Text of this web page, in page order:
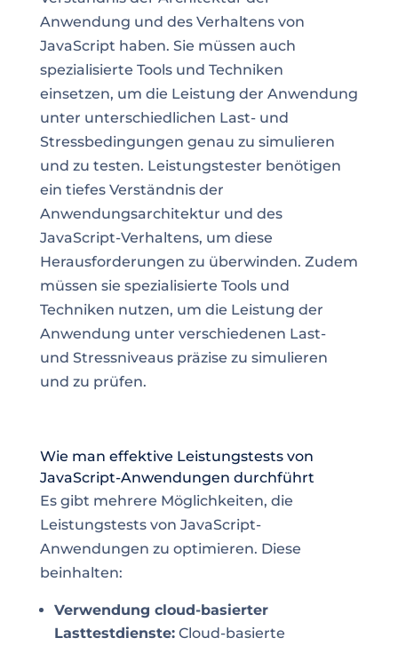
Anwendung und des Verhaltens von
JavaScript haben. Sie müssen auch
spezialisierte Tools und Techniken
einsetzen, um die Leistung der Anwendung
unter unterschiedlichen Last- und
Stressbedingungen genau zu simulieren
und zu testen. Leistungstester benötigen
ein tiefes Verständnis der
Anwendungsarchitektur und des
JavaScript-Verhaltens, um diese
Herausforderungen zu überwinden. Zudem
müssen sie spezialisierte Tools und
Techniken nutzen, um die Leistung der
Anwendung unter verschiedenen Last-
und Stressniveaus präzise zu simulieren
und zu prüfen.
Wie man effektive Leistungstests von
JavaScript-Anwendungen durchführt
Es gibt mehrere Möglichkeiten, die
Leistungstests von JavaScript-
Anwendungen zu optimieren. Diese
beinhalten:
Verwendung cloud-basierter
Lasttestdienste:Cloud-basierte